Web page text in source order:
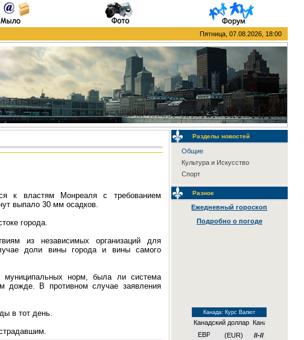
Пятница, 07.08.2026, 18:00
к властям Монреаля с требованием
выпало 30 мм осадков.
города.
из независимых организаций для
доли вины города и вины самого
муниципальных норм, была ли система
дожде. В противном случае заявления
в тот день.
Разделы новостей
Общие
Культура и Искусство
Спорт
Разное
Ежедневный гороскоп
Подробно о погоде
Канада: Курс Валют
Канадский доллар
(EUR)
//-//